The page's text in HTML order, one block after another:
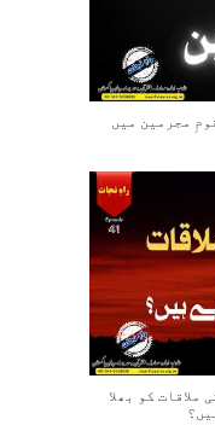
مجرمین میں
کو بھلا